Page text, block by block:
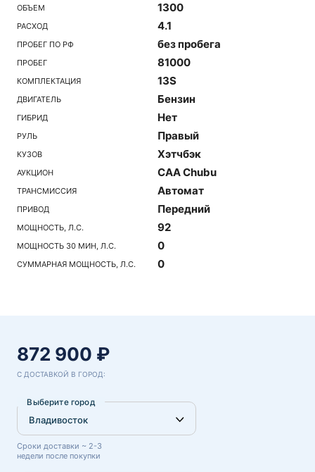
ОБЪЕМ 1300
РАСХОД 4.1
ПРОБЕГ ПО РФ без пробега
ПРОБЕГ 81000
КОМПЛЕКТАЦИЯ 13S
ДВИГАТЕЛЬ Бензин
ГИБРИД Нет
РУЛЬ Правый
КУЗОВ Хэтчбэк
АУКЦИОН CAA Chubu
ТРАНСМИССИЯ Автомат
ПРИВОД Передний
МОЩНОСТЬ, Л.С. 92
МОЩНОСТЬ 30 МИН, Л.С. 0
СУММАРНАЯ МОЩНОСТЬ, Л.С. 0
872 900 ₽
С ДОСТАВКОЙ В ГОРОД:
Выберите город
Сроки доставки ~ 2-3
недели после покупки